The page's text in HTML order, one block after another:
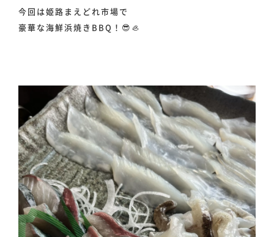
今回は姫路まえどれ市場で
豪華な海鮮浜焼きBBQ！😎🦪